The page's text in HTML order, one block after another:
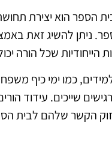
הספר הוא יצירת
ניתן להשיג זאת
שכל הורה
כמו ימי כיף
שייכים. עידוד
הקשר שלהם לבית